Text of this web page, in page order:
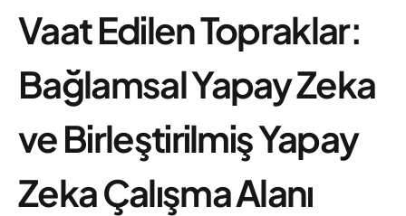
Vaat Edilen Topraklar:
Bağlamsal Yapay Zeka
ve Birleştirilmiş Yapay
Zeka Çalışma Alanı